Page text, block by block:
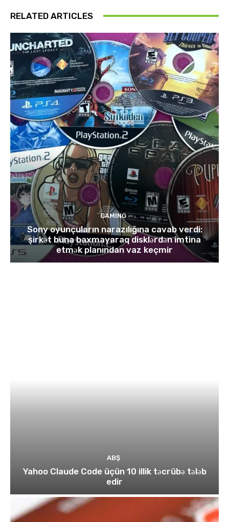
RELATED ARTICLES
GAMING
Sony oyunçuların narazılığına cavab verdi:
şirkət buna baxmayaraq disklərdən imtina
etmək planından vaz keçmir
ABŞ
Yahoo Claude Code üçün 10 illik təcrübə tələb
edir